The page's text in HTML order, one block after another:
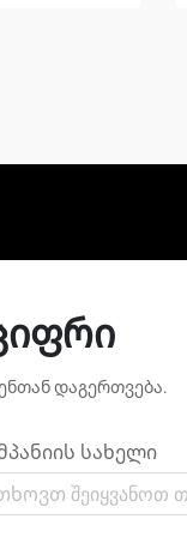
დაგერთვება.
სახელი